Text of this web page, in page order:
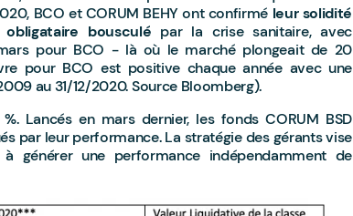
BCO et CORUM BEHY ont confirmé leur solidité
bousculé par la crise sanitaire, avec
pour BCO - là où le marché plongeait de 20
pour BCO est positive chaque année avec une
au 31/12/2020. Source Bloomberg).
Lancés en mars dernier, les fonds CORUM BSD
par leur performance. La stratégie des gérants vise
générer une performance indépendamment de